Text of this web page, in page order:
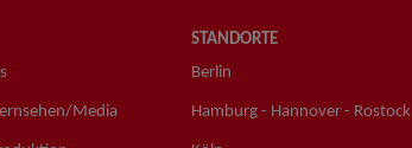
Media
STANDORTE
Berlin
Hamburg - Hannover - Rostock